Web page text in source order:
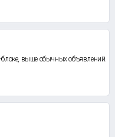
блоке, выше обычных объявлений.